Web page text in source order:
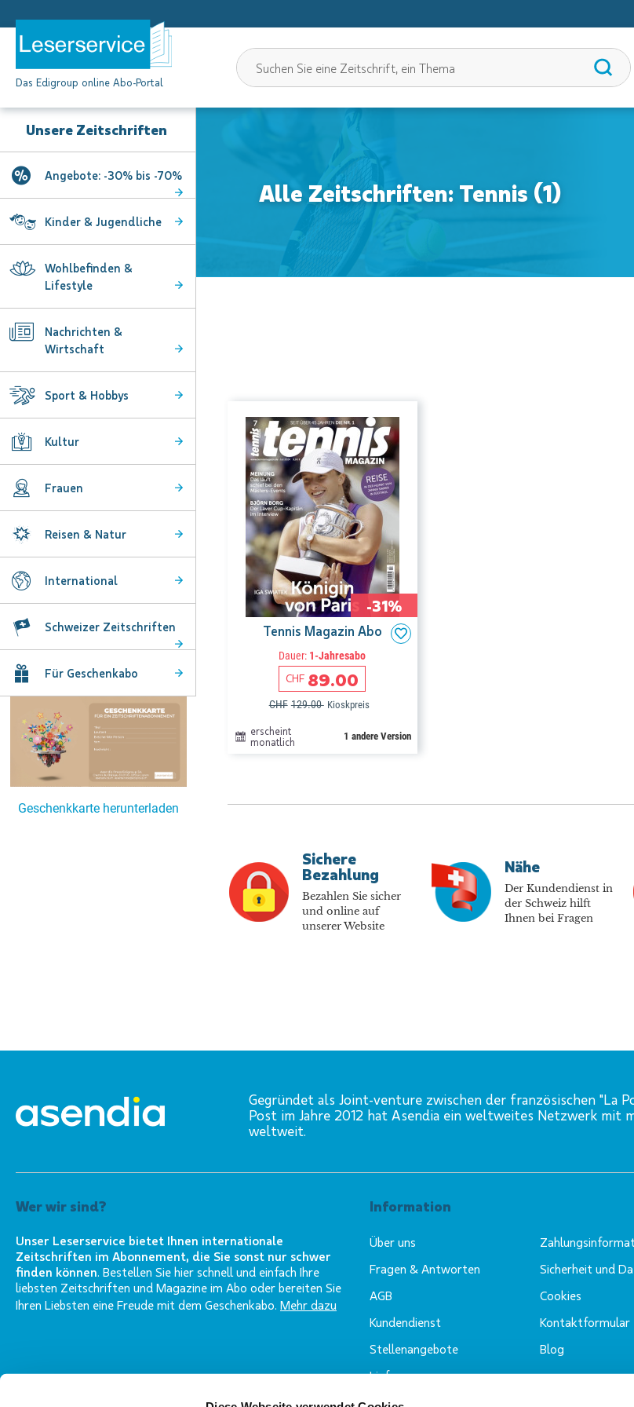
Das Edigroup online Abo-Portal
Alle Zeitschriften: Tennis (1)
-31%
Tennis Magazin Abo
Dauer: 1-Jahresabo
CHF 89.00
CHF 129.00 Kioskpreis
erscheint
monatlich
1 andere Version
Sichere
Bezahlung
Bezahlen Sie sicher
und online auf
unserer Website
Nähe
Der Kundendienst in
der Schweiz hilft
Ihnen bei Fragen
Unsere Zeitschriften
Angebote: -30% bis -70%
Kinder & Jugendliche
Wohlbefinden &
Lifestyle
Nachrichten &
Wirtschaft
Sport & Hobbys
Kultur
Frauen
Reisen & Natur
International
Schweizer Zeitschriften
Für Geschenkabo
Geschenkkarte herunterladen
Gegründet als Joint-venture zwischen der französischen "La
Post im Jahre 2012 hat Asendia ein weltweites Netzwerk mit
weltweit.
Wer wir sind?
Unser Leserservice bietet Ihnen internationale
Zeitschriften im Abonnement, die Sie sonst nur schwer
finden können. Bestellen Sie hier schnell und einfach Ihre
liebsten Zeitschriften und Magazine im Abo oder bereiten Sie
Ihren Liebsten eine Freude mit dem Geschenkabo. Mehr dazu
Information
Über uns
Fragen & Antworten
AGB
Kundendienst
Stellenangebote
Lieferung
Sicherheit und
Cookies
Kontaktformular
Blog